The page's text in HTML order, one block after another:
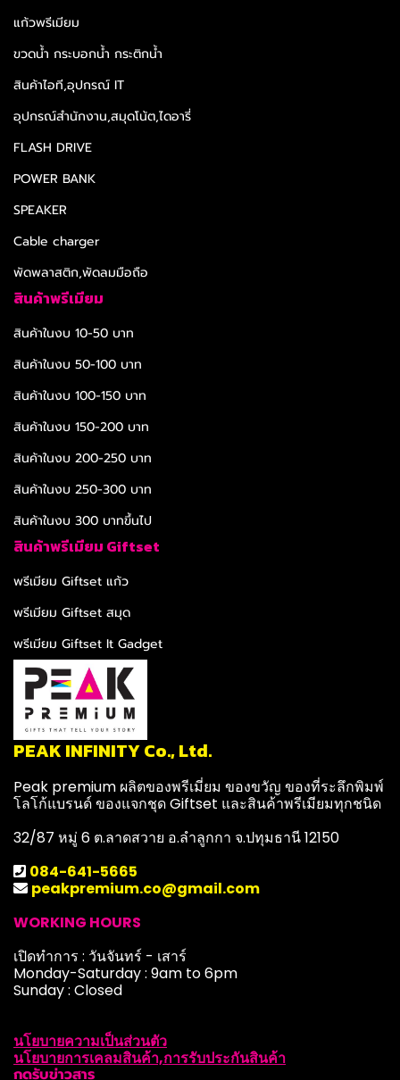
แก้วพรีเมียม
ขวดน้ำ กระบอกน้ำ กระติกน้ำ
สินค้าไอที,อุปกรณ์ IT
อุปกรณ์สำนักงาน,สมุดโน้ต,ไดอารี่
FLASH DRIVE
POWER BANK
SPEAKER
Cable charger
พัดพลาสติก,พัดลมมือถือ
สินค้าพรีเมียม
สินค้าในงบ 10-50 บาท
สินค้าในงบ 50-100 บาท
สินค้าในงบ 100-150 บาท
สินค้าในงบ 150-200 บาท
สินค้าในงบ 200-250 บาท
สินค้าในงบ 250-300 บาท
สินค้าในงบ 300 บาทขึ้นไป
สินค้าพรีเมียม Giftset
พรีเมียม Giftset แก้ว
พรีเมียม Giftset สมุด
พรีเมียม Giftset It Gadget
PEAK INFINITY Co., Ltd.
Peak premium ผลิตของพรีเมี่ยม ของขวัญ ของที่ระลึกพิมพ์
โลโก้แบรนด์ ของแจกชุด Giftset และสินค้าพรีเมียมทุกชนิด
32/87 หมู่ 6 ต.ลาดสวาย อ.ลำลูกกา จ.ปทุมธานี 12150
084-641-5665
peakpremium.co@gmail.com
WORKING HOURS
เปิดทำการ : วันจันทร์ - เสาร์
Monday-Saturday : 9am to 6pm
Sunday : Closed
นโยบายความเป็นส่วนตัว
นโยบายการเคลมสินค้า,การรับประกันสินค้า
กดรับข่าวสาร